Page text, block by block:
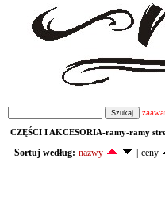
CZĘŚCI I AKCESORIA-ramy-ramy
Sortuj według: nazwy ceny